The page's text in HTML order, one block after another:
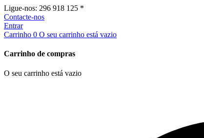
Ligue-nos: 296 918 125 *
Contacte-nos
Entrar
Carrinho 0 O seu carrinho está vazio
Carrinho de compras
O seu carrinho está vazio